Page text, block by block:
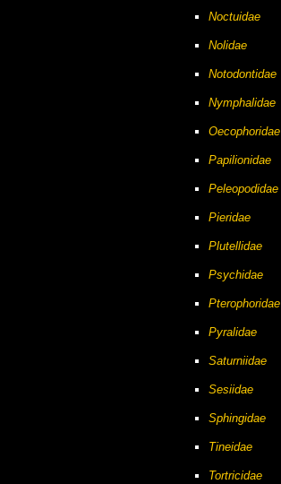
Noctuidae
Nolidae
Notodontidae
Nymphalidae
Oecophoridae
Papilionidae
Peleopodidae
Pieridae
Plutellidae
Psychidae
Pterophoridae
Pyralidae
Saturniidae
Sesiidae
Sphingidae
Tineidae
Tortricidae